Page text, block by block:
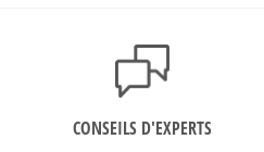
CONSEILS D'EXPERTS